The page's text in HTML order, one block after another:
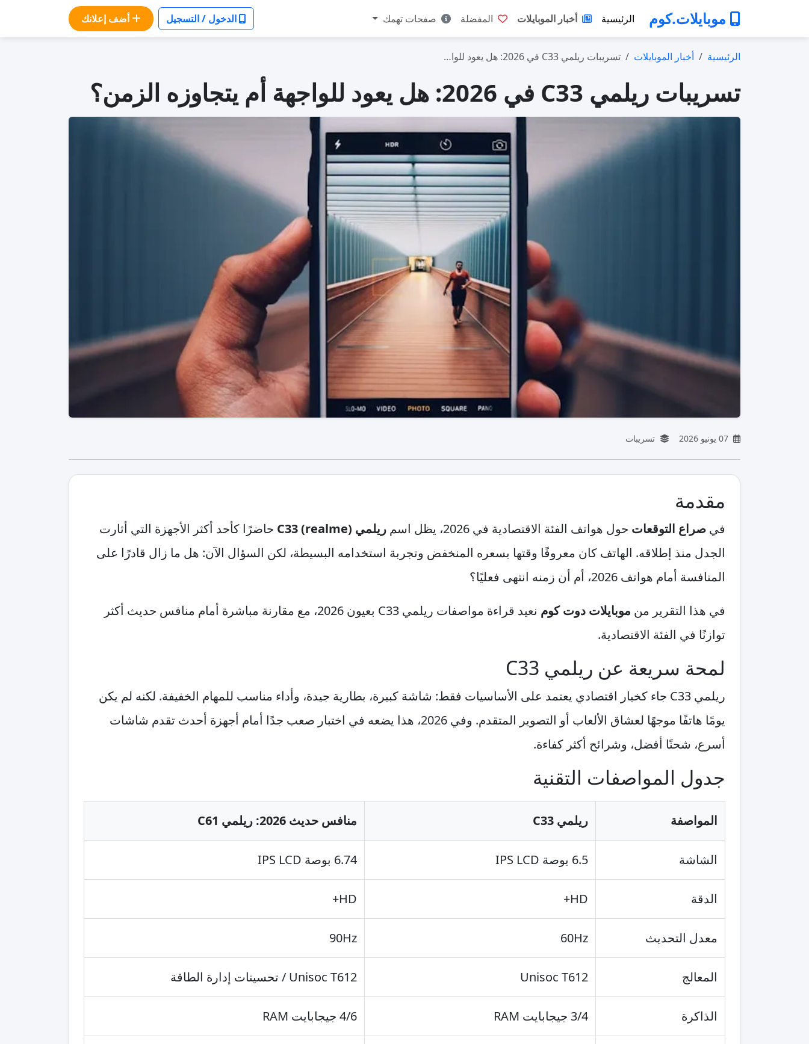
موبايلات.كوم الرئيسية أخبار الموبايلات المفضلة صفحات تهمك الدخول / التسجيل أضف إعلانك
الرئيسية أخبار الموبايلات تسريبات ريلمي C33 في 2026: هل يعود للوا…
تسريبات ريلمي C33 في 2026: هل يعود للواجهة أم يتجاوزه الزمن؟
تسريبات
مقدمة
في صراع التوقعات حول هواتف الفئة الاقتصادية في 2026، يظل اسم ريلمي (realme) C33
حاضرًا كأحد أكثر الأجهزة التي أثارت
الجدل منذ إطلاقه. الهاتف كان معروفًا وقتها بسعره المنخفض وتجربة استخدامه البسيطة، لكن السؤال الآن: هل ما زال قادرًا على
المنافسة أمام هواتف 2026، أم أن زمنه انتهى فعليًا؟
في هذا التقرير من موبايلات دوت كوم
نعيد قراءة مواصفات ريلمي C33 بعيون 2026، مع مقارنة مباشرة أمام منافس حديث أكثر
توازنًا في الفئة الاقتصادية.
لمحة سريعة عن ريلمي C33
ريلمي C33 جاء كخيار اقتصادي يعتمد على الأساسيات فقط: شاشة كبيرة، بطارية جيدة، وأداء مناسب للمهام الخفيفة. لكنه لم يكن
يومًا هاتفًا موجهًا لعشاق الألعاب أو التصوير المتقدم. وفي 2026، هذا يضعه في اختبار صعب جدًا أمام أجهزة أحدث تقدم شاشات
أسرع، شحنًا أفضل، وشرائح أكثر كفاءة.
جدول المواصفات التقنية
المواصفة ريلمي C33 منافس حديث 2026: ريلمي C61
الشاشة 6.5 بوصة IPS LCD 6.74 بوصة IPS LCD
الدقة HD+
HD+
معدل التحديث 60Hz
90Hz
المعالج Unisoc T612 Unisoc T612 / تحسينات إدارة الطاقة
الذاكرة 3/4 جيجابايت RAM 4/6 جيجابايت RAM